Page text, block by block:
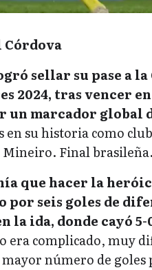
Córdova
sellar su pase a la
2024, tras vencer
un marcador global
en su historia como
Mineiro. Final brasileña.
que hacer la
por seis goles de
la ida, donde cayó 5-
era complicado, muy
número de